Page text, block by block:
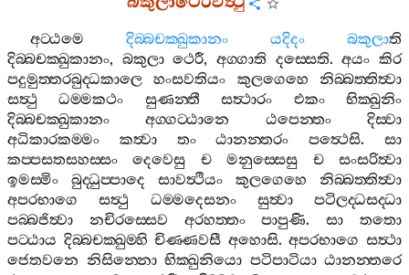
අට‍්ඨමෙ දිබ‍්බචක‍්ඛුකානං යදිදං බකුලාති
දිබ‍්බචක‍්ඛුකානං, බකුලා ථෙරී,අග‍්ගාති දස‍්සෙති.අයං කිර
පදුමුත‍්තරබුද‍්ධකාලෙ
හංසවතියං කුලගෙහෙ
නිබ‍්බත‍්තිත්‍වා
සත්‍ථු
ධම‍්මකථං සුණන‍්තී සත්‍ථාරං එකං
භික‍්ඛුනිං
දිබ‍්බචක‍්ඛුකානං
අග‍්ගට‍්ඨානෙ ඨපෙන‍්තං
දිස‍්වා
අධිකාරකම‍්මං
කත්‍වා තං ඨානන‍්තරං පත්‍ථෙසි.සා
කප‍්පසතසහස‍්සං
දෙවෙසු ච මනුස‍්සෙසු ච
සංසරිත්‍වා
ඉමස‍්මිං
බුද‍්ධුප‍්පාදෙ සාවත්‍ථියං කුලගෙහෙ
නිබ‍්බත‍්තිත්‍වා
අපරභාගෙ
සත්‍ථු ධම‍්මදෙසනං සුත්‍වා
පටිලද‍්ධසද‍්ධා
පබ‍්බජිත්‍වා
නචිරස‍්සෙව අරහත‍්තං පාපුණි.සා
තතො
පට‍්ඨාය දිබ‍්බචක‍්ඛුම‍්හි චිණ‍්ණවසී අහොසි.අපරභාගෙ සත්‍ථා
ජෙතවනෙ නිසින‍්නො භික‍්ඛුනියො පටිපාටියා ඨානන‍්තරෙ